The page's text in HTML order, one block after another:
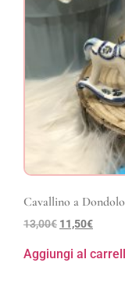
Cavallino a
13,00€ 11,50€
Aggiungi al